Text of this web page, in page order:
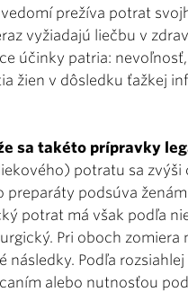
prežíva potrat
vyžiadajú liečbu v
účinky patria:
žien v dôsledku ťažkej
sa takéto prípravky
potratu sa
podsúva
potrat má však podľa
Pri oboch zomiera
následky. Podľa
alebo nutnosťou